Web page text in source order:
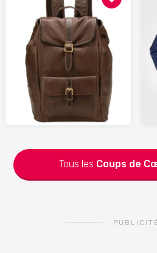
SPARTOO.fr
Tous les Coups de